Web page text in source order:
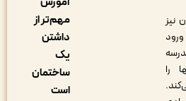
مهم‌تر از
ساختمان